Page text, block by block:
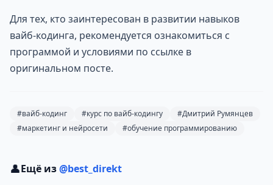
Для тех, кто заинтересован в развитии навыков
вайб-кодинга, рекомендуется ознакомиться с
программой и условиями по ссылке в
оригинальном посте.
#вайб-кодинг #курс по вайб-кодингу
#Дмитрий Румянцев
#маркетинг и нейросети
#обучение программированию
👤Ещё из@best_direkt